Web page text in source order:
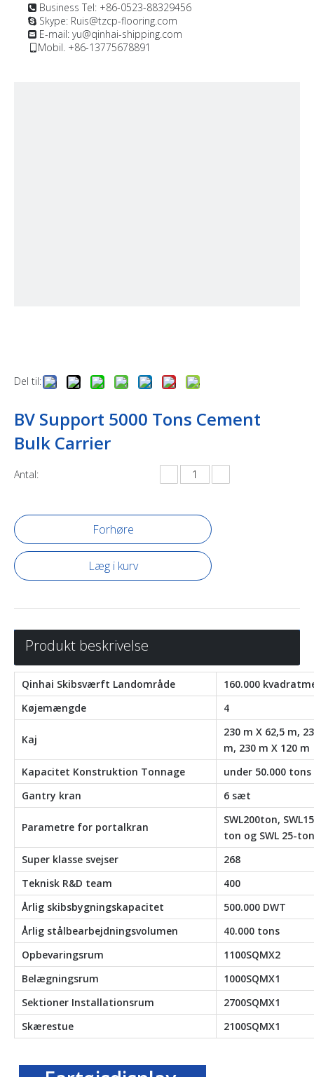
 Business Tel: +86-0523-88329456
 Skype: Ruis@tzcp-flooring.com
 E-mail: yu@qinhai-shipping.com
Mobil. +86-13775678891
Del til:
BV Support 5000 Tons Cement
Bulk Carrier
Antal:
Forhøre
Læg i kurv
Produkt beskrivelse
Qinhai Skibsværft Landområde
160.000
Køjemængde
4
Kaj
230 m X 62,5 m,
m, 230 m X 120 m
Kapacitet Konstruktion Tonnage
under 50.000 tons
Gantry kran
6 sæt
Parametre for portalkran
SWL200ton,
ton og SWL 25-
Super klasse svejser
268
Teknisk R&D team
400
Årlig skibsbygningskapacitet
500.000 DWT
Årlig stålbearbejdningsvolumen
40.000 tons
Opbevaringsrum
1100SQMX2
Belægningsrum
1000SQMX1
Sektioner Installationsrum
2700SQMX1
Skærestue
2100SQMX1